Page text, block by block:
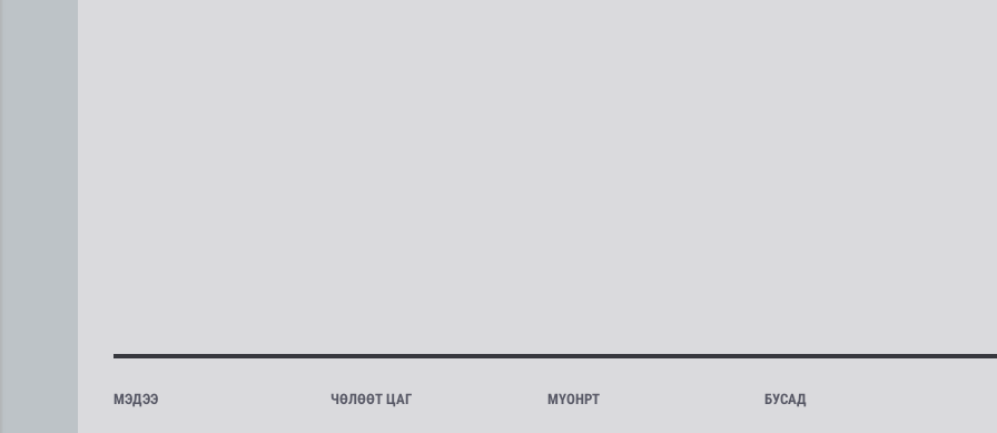
МЭДЭЭ ЧӨЛӨӨТ ЦАГ МҮОНРТ БУСАД